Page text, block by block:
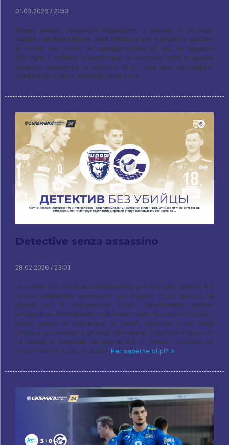
01.03.2026 / 21:53
Buone notizie: Alexander Kostadinov è tornato in servizio.
Notizie non molto buone: Kirill Nikiforov non è pronto a giocare
al cento per cento. In considerazione di ciò, la squadra
dell'Ugra è entrata in partita per la seconda volta in questa
stagione utilizzando lo schema “4-2”., con due raccoglitori,
cambiando ruolo a seconda della linea.
Detective senza assassino
28.02.2026 / 23:01
La partita con Novaya è interessante perché, che Volzhan è il
nostro potenziale avversario nei playoff. Ecco perché la
partita non è interessante: rivali, comprendere questa
prospettiva, difficilmente metteranno tutte le carte in tavola il
primo giorno di primavera. In realt?, tenendo conto degli
infortuni accumulati e di altre sfumature, Gazprom-Yugra non
ha niente di speciale da pubblicare. E "Nova", facendo un
eroico ritorno a Ufa, di sicuro Per saperne di pi? »